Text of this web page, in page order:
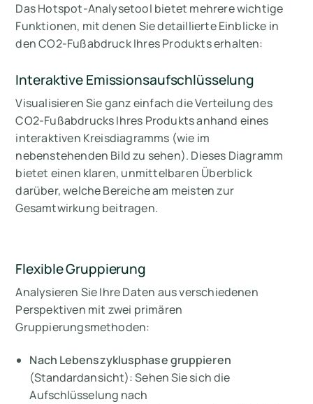
Das Hotspot-Analysetool bietet mehrere wichtige
Funktionen, mit denen Sie detaillierte Einblicke in
den CO2-Fußabdruck Ihres Produkts erhalten:
Interaktive Emissionsaufschlüsselung
Visualisieren Sie ganz einfach die Verteilung des
CO2-Fußabdrucks Ihres Produkts anhand eines
interaktiven Kreisdiagramms (wie im
nebenstehenden Bild zu sehen). Dieses Diagramm
bietet einen klaren, unmittelbaren Überblick
darüber, welche Bereiche am meisten zur
Gesamtwirkung beitragen.
Flexible Gruppierung
Analysieren Sie Ihre Daten aus verschiedenen
Perspektiven mit zwei primären
Gruppierungsmethoden:
Nach Lebenszyklusphase gruppieren
(Standardansicht): Sehen Sie sich die
Aufschlüsselung nach